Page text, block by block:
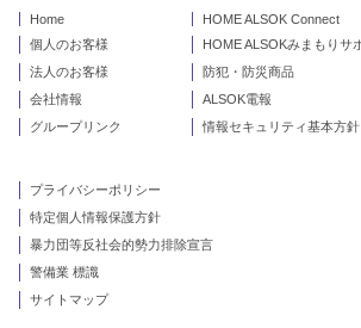
Home
個人のお客様
法人のお客様
会社情報
グループリンク
HOME ALSOK Connect
HOME ALSOKみまもりサ
防犯・防災商品
ALSOK電報
情報セキュリティ基本方針
プライバシーポリシー
特定個人情報保護方針
暴力団等反社会的勢力排除宣言
警備業 標識
サイトマップ